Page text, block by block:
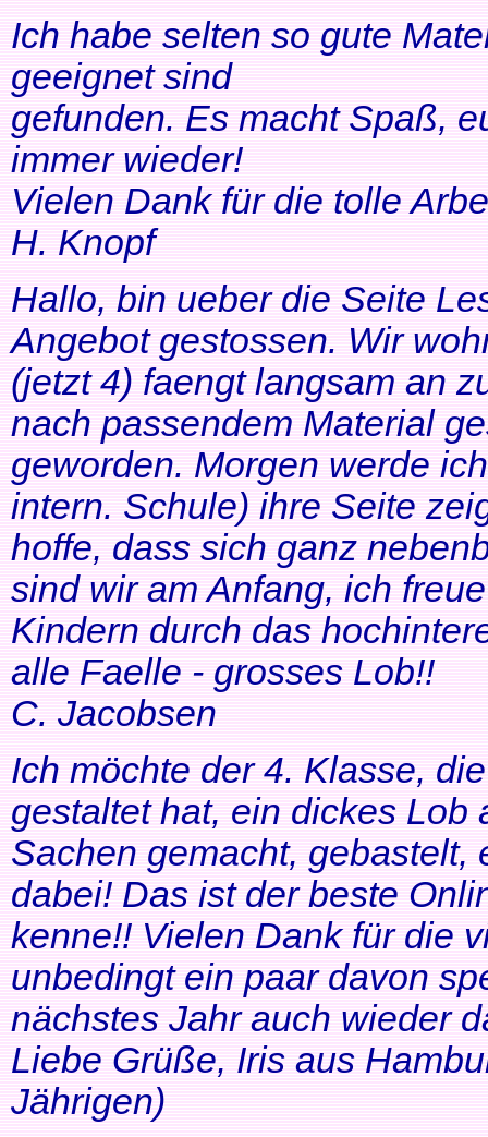
Ich habe selten so gute
geeignet sind
gefunden. Es macht Spaß,
immer wieder!
Vielen Dank für die tolle
H. Knopf
Hallo, bin ueber die Seite
Angebot gestossen. Wir
(jetzt 4) faengt langsam an
nach passendem Material
geworden. Morgen werde
intern. Schule) ihre Seite
hoffe, dass sich ganz
sind wir am Anfang, ich
Kindern durch das
alle Faelle - grosses Lob!!
C. Jacobsen
Ich möchte der 4. Klasse,
gestaltet hat, ein dickes Lob
Sachen gemacht, gebastelt,
dabei! Das ist der beste
kenne!! Vielen Dank für die
unbedingt ein paar davon
nächstes Jahr auch wieder
Liebe Grüße, Iris aus
Jährigen)